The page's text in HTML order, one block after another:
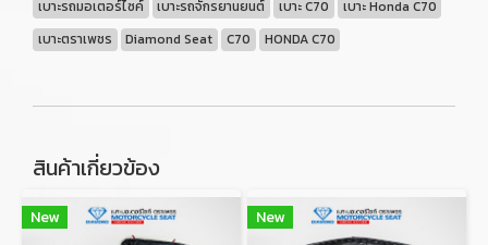
เบาะรถมอเตอร์ไซค์ เบาะรถจักรยานยนต์ เบาะ C70
เบาะ Honda C70
เบาะตราเพชร
Diamond Seat C70 HONDA C70
สินค้าเกี่ยวข้อง
New New